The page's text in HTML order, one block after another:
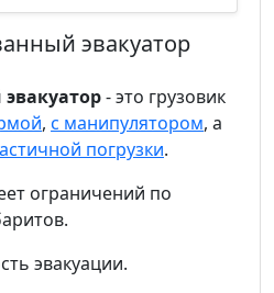
эвакуатор
- это грузовик
, с манипулятором, а
погрузки.
ограничений по
эвакуации.